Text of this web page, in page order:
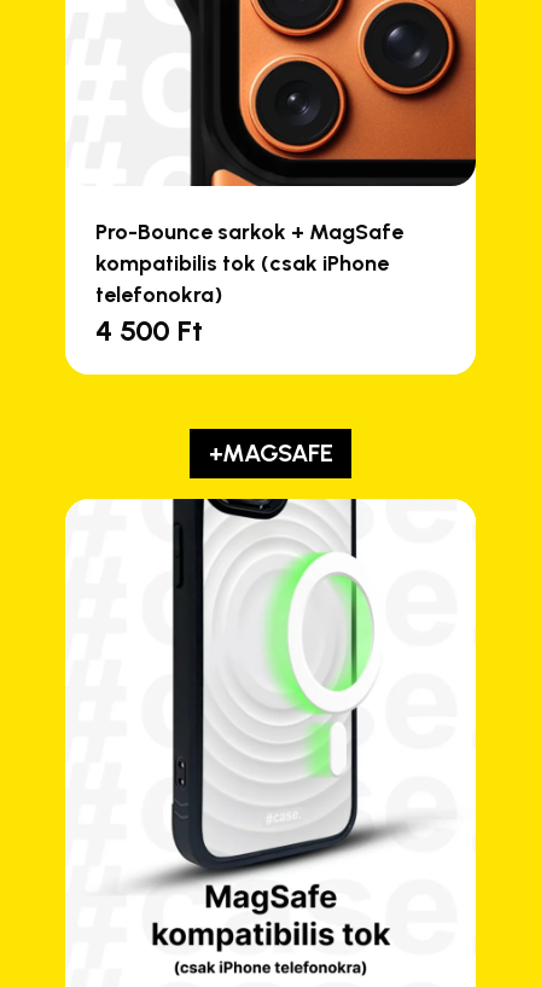
Pro-Bounce sarkok + MagSafe
kompatibilis tok (csak iPhone
telefonokra)
4 500 Ft
+MAGSAFE